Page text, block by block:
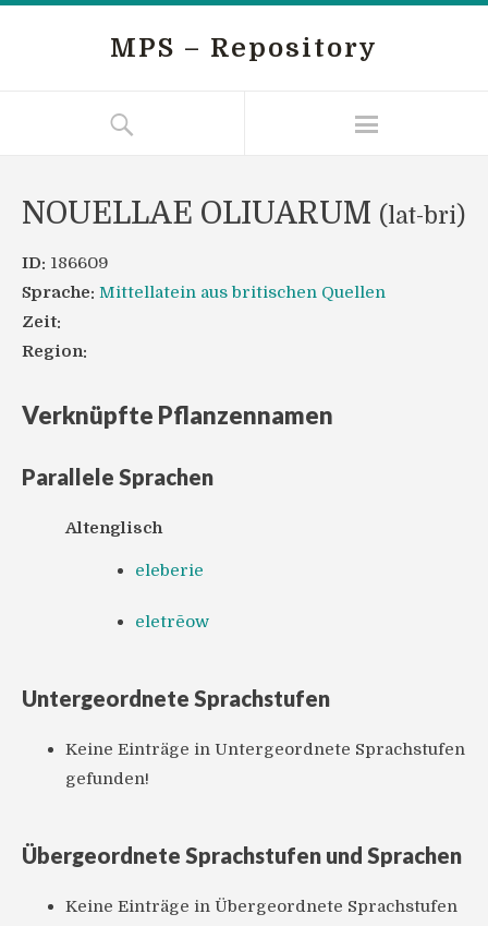
MPS – Repository
NOUELLAE OLIUARUM (lat-bri)
ID: 186609
Sprache: Mittellatein aus britischen Quellen
Zeit:
Region:
Verknüpfte Pflanzennamen
Parallele Sprachen
Altenglisch
eleberie
eletrēow
Untergeordnete Sprachstufen
Keine Einträge in Untergeordnete Sprachstufen
gefunden!
Übergeordnete Sprachstufen und Sprachen
Keine Einträge in Übergeordnete Sprachstufen